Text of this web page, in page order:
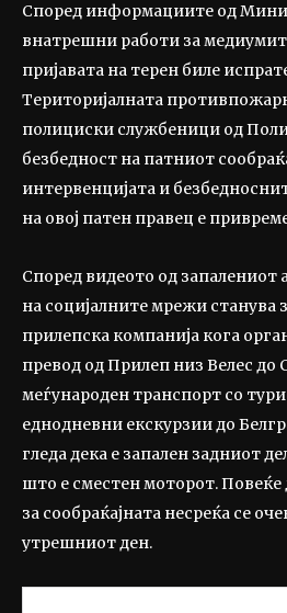
Според информациите од
внатрешни работи за
пријавата на терен биле
Територијалната
полициски службеници од
безбедност на патниот
интервенцијата и
на овој патен правец е
Според видеото од запалениот
на социјалните мрежи станува
прилепска компанија кога
превод од Прилеп низ Велес до
меѓународен транспорт со
еднодневни екскурзии до
гледа дека е запален задниот
што е сместен моторот.
за сообраќајната несреќа се
утрешниот ден.